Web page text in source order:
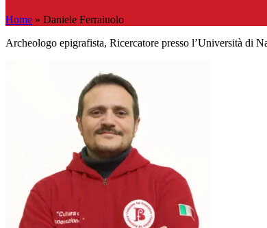
Home » Daniele Ferraiuolo
Archeologo epigrafista, Ricercatore presso l’Università di